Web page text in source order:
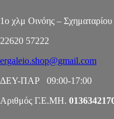
1ο χλμ Οινόης – Σχηματαρίου
22620 57222
ergaleio.shop@gmail.com
ΔΕΥ-ΠΑΡ 09:00-17:00
Αριθμός Γ.Ε.ΜΗ.